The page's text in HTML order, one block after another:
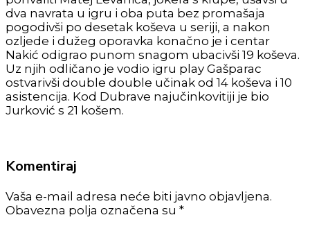
dva navrata u igru i oba puta bez promašaja
pogodivši po desetak koševa u seriji, a nakon
ozljede i dužeg oporavka konačno je i centar
Nakić odigrao punom snagom ubacivši 19 koševa.
Uz njih odličano je vodio igru play Gašparac
ostvarivši double double učinak od 14 koševa i 10
asistencija. Kod Dubrave najučinkovitiji je bio
Jurković s 21 košem.
Komentiraj
Vaša e-mail adresa neće biti javno objavljena.
Obavezna polja označena su *